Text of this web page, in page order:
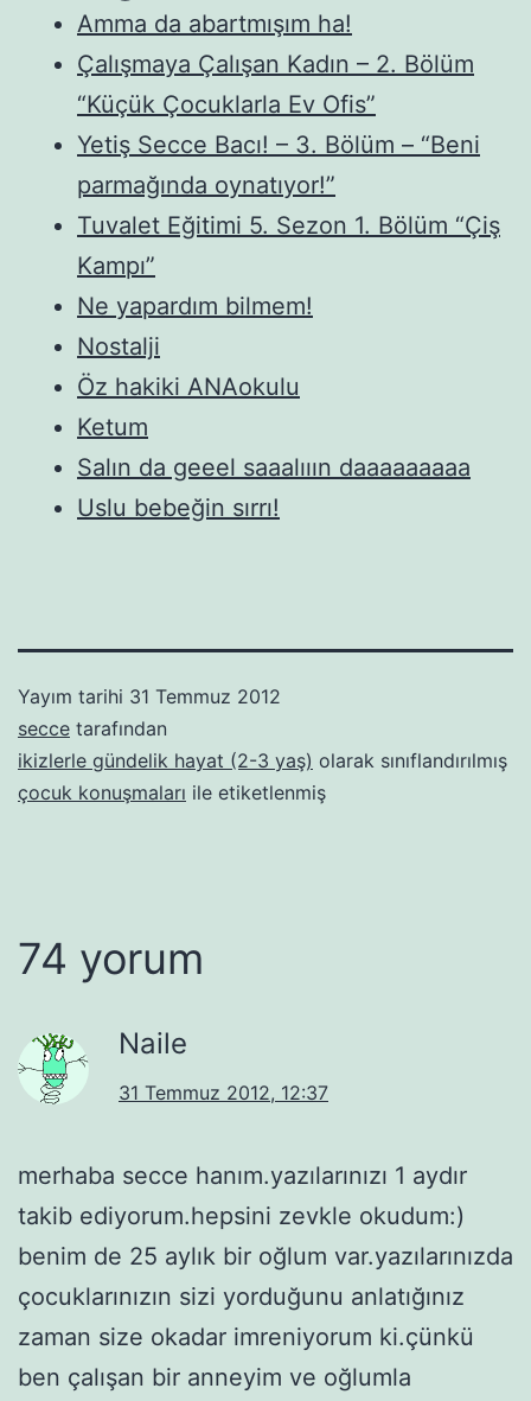
Amma da abartmışım ha!
Çalışmaya Çalışan Kadın – 2. Bölüm
“Küçük Çocuklarla Ev Ofis”
Yetiş Secce Bacı! – 3. Bölüm – “Beni
parmağında oynatıyor!”
Tuvalet Eğitimi 5. Sezon 1. Bölüm “Çiş
Kampı”
Ne yapardım bilmem!
Nostalji
Öz hakiki ANAokulu
Ketum
Salın da geeel saaalııın daaaaaaaaa
Uslu bebeğin sırrı!
Yayım tarihi 31 Temmuz 2012
secce tarafından
ikizlerle gündelik hayat (2-3 yaş) olarak sınıflandırılmış
çocuk konuşmaları ile etiketlenmiş
74 yorum
Naile
31 Temmuz 2012, 12:37
merhaba secce hanım.yazılarınızı 1 aydır
takib ediyorum.hepsini zevkle okudum:)
benim de 25 aylık bir oğlum var.yazılarınızda
çocuklarınızın sizi yorduğunu anlatığınız
zaman size okadar imreniyorum ki.çünkü
ben çalışan bir anneyim ve oğlumla